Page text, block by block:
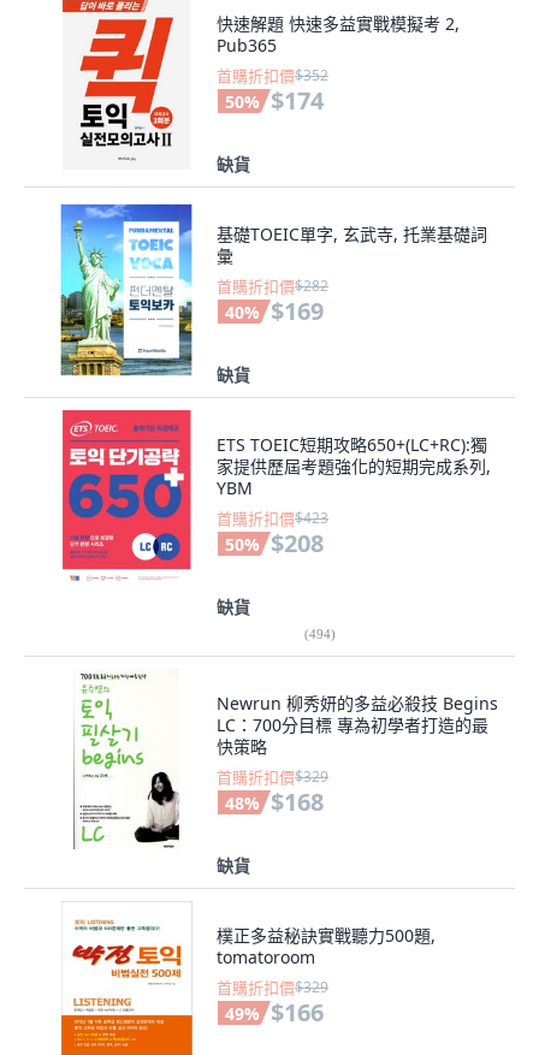
快速解題 快速多益實戰模擬考 2,
Pub365
首購折扣價$352
50% $174
缺貨
基礎TOEIC單字, 玄武寺, 托業基礎詞
彙
首購折扣價$282
40% $169
缺貨
ETS TOEIC短期攻略650+(LC+RC):獨
家提供歷屆考題強化的短期完成系列,
YBM
首購折扣價$423
50% $208
缺貨
(494)
Newrun 柳秀妍的多益必殺技 Begins
LC：700分目標 專為初學者打造的最
快策略
首購折扣價$329
48% $168
缺貨
樸正多益秘訣實戰聽力500題,
tomatoroom
首購折扣價$329
49% $166